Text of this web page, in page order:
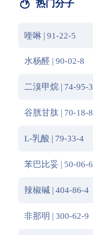
热门分子
喹啉 | 91-22-5
水杨醛 | 90-02-8
二溴甲烷 | 74-95-3
谷胱甘肽 | 70-18-8
L-乳酸 | 79-33-4
苯巴比妥 | 50-06-6
辣椒碱 | 404-86-4
非那明 | 300-62-9